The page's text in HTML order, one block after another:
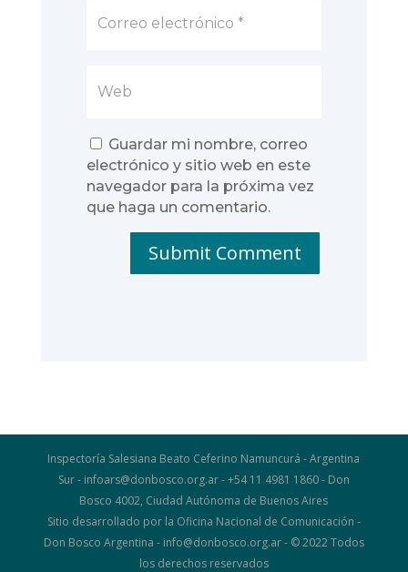
Guardar mi nombre, correo
electrónico y sitio web en este
navegador para la próxima vez
que haga un comentario.
Submit Comment
Inspectoría Salesiana Beato Ceferino Namuncurá - Argentina
Sur - infoars@donbosco.org.ar - +54 11 4981 1860 - Don
Bosco 4002, Ciudad Autónoma de Buenos Aires
Sitio desarrollado por la Oficina Nacional de Comunicación -
Don Bosco Argentina - info@donbosco.org.ar - © 2022 Todos
los derechos reservados